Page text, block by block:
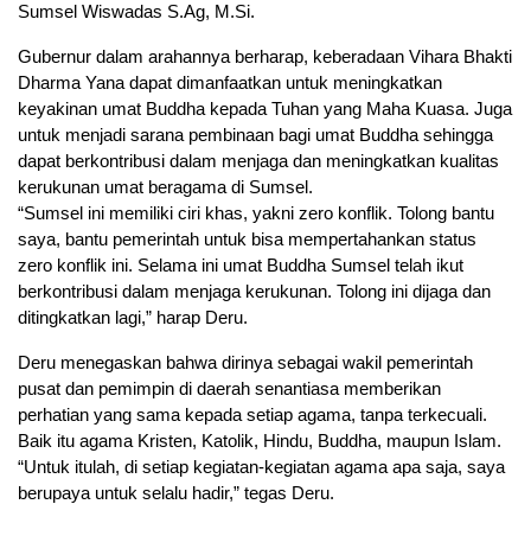
Sumsel Wiswadas S.Ag, M.Si.
Gubernur dalam arahannya berharap, keberadaan Vihara Bhakti
Dharma Yana dapat dimanfaatkan untuk meningkatkan
keyakinan umat Buddha kepada Tuhan yang Maha Kuasa. Juga
untuk menjadi sarana pembinaan bagi umat Buddha sehingga
dapat berkontribusi dalam menjaga dan meningkatkan kualitas
kerukunan umat beragama di Sumsel.
“Sumsel ini memiliki ciri khas, yakni zero konflik. Tolong bantu
saya, bantu pemerintah untuk bisa mempertahankan status
zero konflik ini. Selama ini umat Buddha Sumsel telah ikut
berkontribusi dalam menjaga kerukunan. Tolong ini dijaga dan
ditingkatkan lagi,” harap Deru.
Deru menegaskan bahwa dirinya sebagai wakil pemerintah
pusat dan pemimpin di daerah senantiasa memberikan
perhatian yang sama kepada setiap agama, tanpa terkecuali.
Baik itu agama Kristen, Katolik, Hindu, Buddha, maupun Islam.
“Untuk itulah, di setiap kegiatan-kegiatan agama apa saja, saya
berupaya untuk selalu hadir,” tegas Deru.